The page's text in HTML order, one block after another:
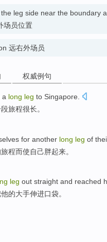
leg side near the boundary
场员位置
远右外场员
权威例句
a long leg to Singapore
段旅程很长。
for another long leg of
旅程而使自己胖起来。
leg out straight and reached
他的大手伸进口袋。